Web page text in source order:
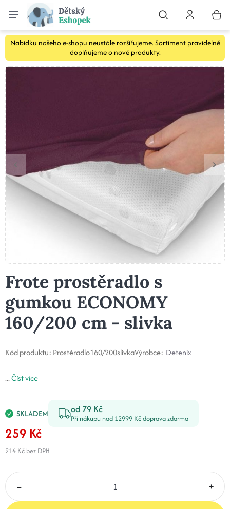
Nabídku našeho e-shopu neustále rozšiřujeme. Sortiment pravidelně
doplňujeme o nové produkty.
Frote prostěradlo s
gumkou ECONOMY
160/200 cm - slivka
Kód produktu: Prostěradlo160/200slivkaVýrobce: Detenix
...Číst více
SKLADEM od 79 Kč
Při nákupu nad 12999 Kč doprava zdarma
259 Kč
214 Kč bez DPH
– +